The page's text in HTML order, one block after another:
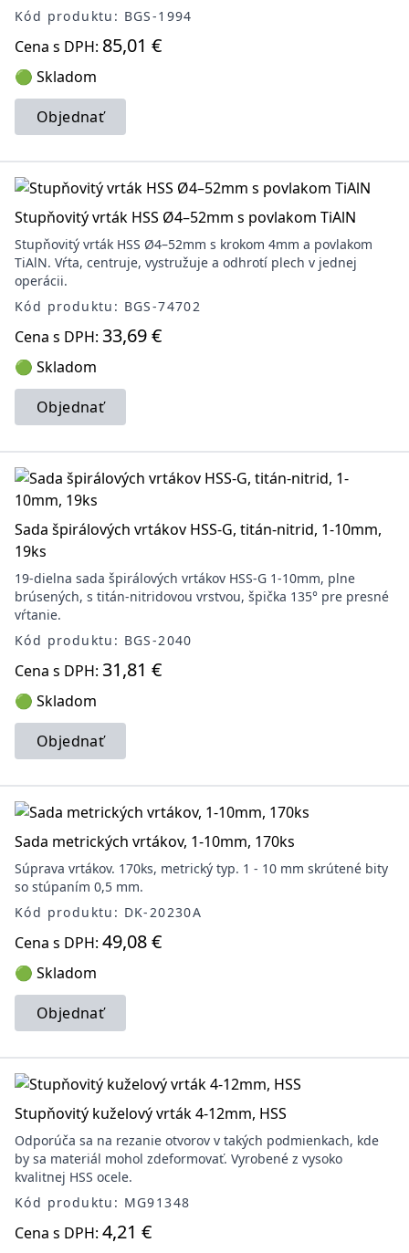
Kód produktu: BGS-1994
Cena s DPH: 85,01 €
🟢 Skladom
Objednať
Stupňovitý vrták HSS Ø4–52mm s povlakom TiAlN
Stupňovitý vrták HSS Ø4–52mm s krokom 4mm a povlakom
TiAlN. Vŕta, centruje, vystružuje a odhrotí plech v jednej
operácii.
Kód produktu: BGS-74702
Cena s DPH: 33,69 €
🟢 Skladom
Objednať
Sada špirálových vrtákov HSS-G, titán-nitrid, 1-10mm,
19ks
19-dielna sada špirálových vrtákov HSS-G 1-10mm, plne
brúsených, s titán-nitridovou vrstvou, špička 135° pre presné
vŕtanie.
Kód produktu: BGS-2040
Cena s DPH: 31,81 €
🟢 Skladom
Objednať
Sada metrických vrtákov, 1-10mm, 170ks
Súprava vrtákov. 170ks, metrický typ. 1 - 10 mm skrútené bity
so stúpaním 0,5 mm.
Kód produktu: DK-20230A
Cena s DPH: 49,08 €
🟢 Skladom
Objednať
Stupňovitý kuželový vrták 4-12mm, HSS
Odporúča sa na rezanie otvorov v takých podmienkach, kde
by sa materiál mohol zdeformovať. Vyrobené z vysoko
kvalitnej HSS ocele.
Kód produktu: MG91348
Cena s DPH: 4,21 €